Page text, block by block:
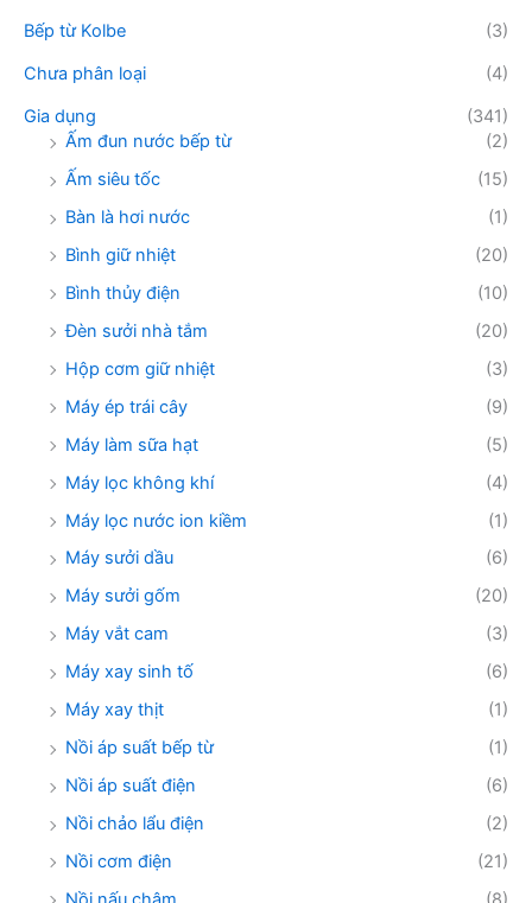
m
Bếp từ Kolbe
(3)
Chưa phân loại
(4)
Gia dụng
(341)
Ấm đun nước bếp từ
(2)
Ấm siêu tốc
(15)
Bàn là hơi nước
(1)
Bình giữ nhiệt
(20)
Bình thủy điện
(10)
Đèn sưởi nhà tắm
(20)
Hộp cơm giữ nhiệt
(3)
Máy ép trái cây
(9)
Máy làm sữa hạt
(5)
Máy lọc không khí
(4)
Máy lọc nước ion kiềm
(1)
Máy sưởi dầu
(6)
Máy sưởi gốm
(20)
Máy vắt cam
(3)
Máy xay sinh tố
(6)
Máy xay thịt
(1)
Nồi áp suất bếp từ
(1)
Nồi áp suất điện
(6)
Nồi chảo lẩu điện
(2)
Nồi cơm điện
(21)